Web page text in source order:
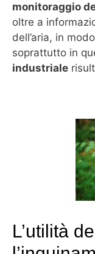
monitoraggio
oltre a
dell’aria, in
soprattutto in
industriale
L’utilità